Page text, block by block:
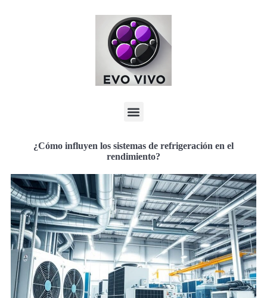
¿Cómo influyen los sistemas de refrigeración en el
rendimiento?